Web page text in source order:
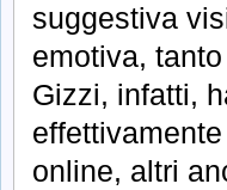
suggestiva
emotiva,
Gizzi, infatti,
online, altri